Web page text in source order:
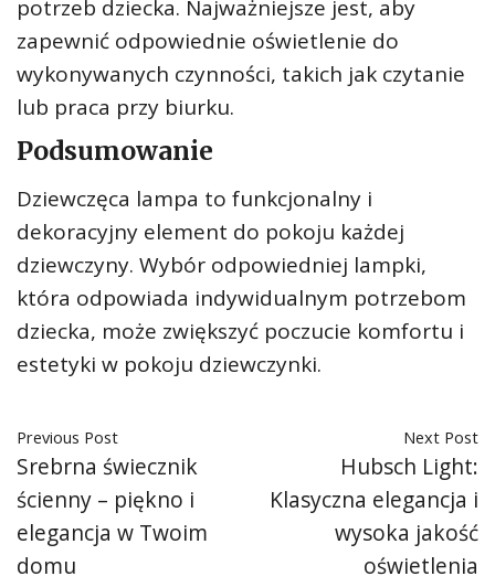
potrzeb dziecka. Najważniejsze jest, aby
zapewnić odpowiednie oświetlenie do
wykonywanych czynności, takich jak czytanie
lub praca przy biurku.
Podsumowanie
Dziewczęca lampa to funkcjonalny i
dekoracyjny element do pokoju każdej
dziewczyny. Wybór odpowiedniej lampki,
która odpowiada indywidualnym potrzebom
dziecka, może zwiększyć poczucie komfortu i
estetyki w pokoju dziewczynki.
Previous Post
Srebrna świecznik
ścienny – piękno i
elegancja w Twoim
domu
Next Post
Hubsch Light:
Klasyczna elegancja i
wysoka jakość
oświetlenia